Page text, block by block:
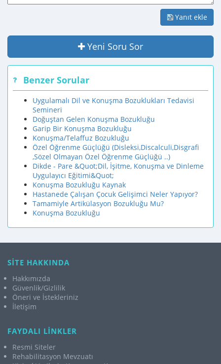
Yanıt ekle
Yeni Soru Sor
Benzer Sorular
Uygulamalı Dil ve Konuşma Bozuklukları Tedavisi
Semineri
Doğuştan Gelen Konuşma Bozukluğu
Garip Bir Konuşma Bozukluğu
Konuşma/Telaffuz Bozukluğu
Özel Öğrenme Güçlüğü (Disleksi,Discalculi,Disgrafi
,Sözel Olmayan Özel Öğrenme Güçlüğü ..)
Dikde - Pare &Quot;Dil, İşitme, Konuşma ve Dinleme
Uygulayıcı Eğitimi&Quot;
Konuşma Bozukluğu Kaynak
Hastanede Çalışan Çocuk Gelişimci Neler Yapıyor?
Tamamiyle Artikülasyon Bozukluğu Mu?
Konuşma Bozukluğu
SİTE HAKKINDA
Hakkımızda
Güvenlik/Gizlilik
Öneri ve İstekleriniz
İletişim
FAYDALI LİNKLER
Resmi Siteler
Rehabilitasyon Mevzuatı